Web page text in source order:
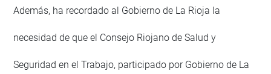
Además, ha recordado al Gobierno de La Rioja la
necesidad de que el Consejo Riojano de Salud y
Seguridad en el Trabajo, participado por Gobierno de La